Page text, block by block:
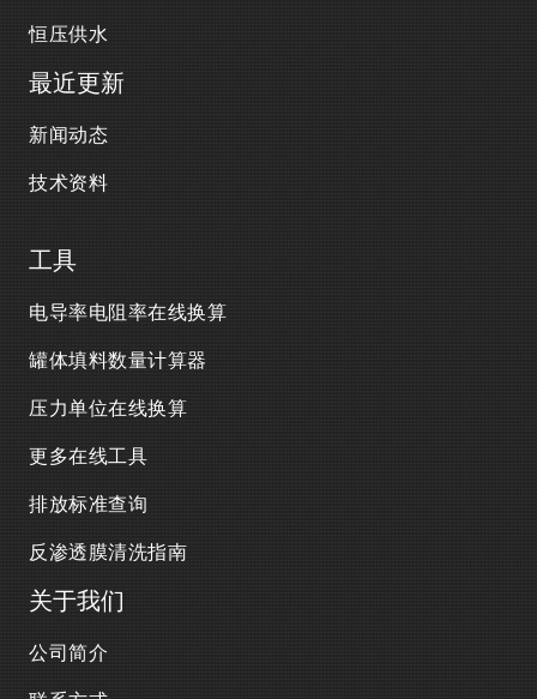
恒压供水
最近更新
新闻动态
技术资料
工具
电导率电阻率在线换算
罐体填料数量计算器
压力单位在线换算
更多在线工具
排放标准查询
反渗透膜清洗指南
关于我们
公司简介